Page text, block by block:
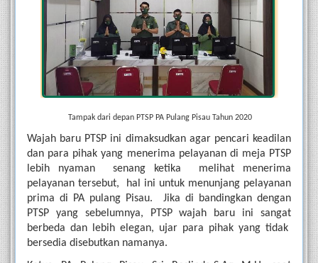
Tampak dari depan PTSP PA Pulang Pisau Tahun 2020
Wajah baru PTSP ini dimaksudkan agar pencari keadilan
dan para pihak yang menerima pelayanan di meja PTSP
lebih nyaman  senang ketika  melihat menerima
pelayanan tersebut,  hal ini untuk menunjang pelayanan
prima di PA pulang Pisau.  Jika di bandingkan dengan
PTSP yang sebelumnya, PTSP wajah baru ini sangat
berbeda dan lebih elegan, ujar para pihak yang tidak
bersedia disebutkan namanya.